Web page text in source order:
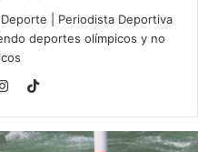
| Periodista Deportiva
deportes olímpicos y no
TikTok